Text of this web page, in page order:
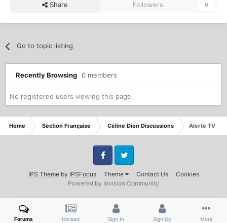
Share Followers 0
Go to topic listing
Recently Browsing 0 members
No registered users viewing this page.
Home Section Française Céline Dion Discussions Alerte TV
IPS Themeby IPSFocus Theme Contact Us Cookies
FacebookTwitter
Powered by Invision Community
Forums Unread Sign In Sign Up More